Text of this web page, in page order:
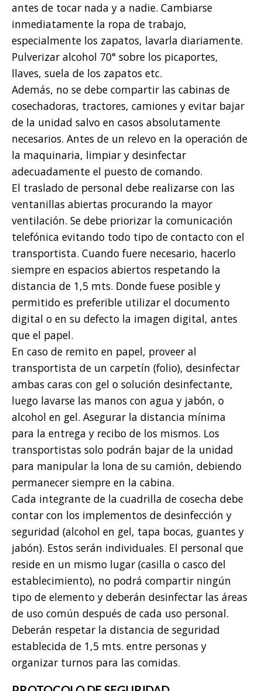
antes de tocar nada y a nadie. Cambiarse
inmediatamente la ropa de trabajo,
especialmente los zapatos, lavarla diariamente.
Pulverizar alcohol 70° sobre los picaportes,
llaves, suela de los zapatos etc.
Además, no se debe compartir las cabinas de
cosechadoras, tractores, camiones y evitar bajar
de la unidad salvo en casos absolutamente
necesarios. Antes de un relevo en la operación de
la maquinaria, limpiar y desinfectar
adecuadamente el puesto de comando.
El traslado de personal debe realizarse con las
ventanillas abiertas procurando la mayor
ventilación. Se debe priorizar la comunicación
telefónica evitando todo tipo de contacto con el
transportista. Cuando fuere necesario, hacerlo
siempre en espacios abiertos respetando la
distancia de 1,5 mts. Donde fuese posible y
permitido es preferible utilizar el documento
digital o en su defecto la imagen digital, antes
que el papel.
En caso de remito en papel, proveer al
transportista de un carpetín (folio), desinfectar
ambas caras con gel o solución desinfectante,
luego lavarse las manos con agua y jabón, o
alcohol en gel. Asegurar la distancia mínima
para la entrega y recibo de los mismos. Los
transportistas solo podrán bajar de la unidad
para manipular la lona de su camión, debiendo
permanecer siempre en la cabina.
Cada integrante de la cuadrilla de cosecha debe
contar con los implementos de desinfección y
seguridad (alcohol en gel, tapa bocas, guantes y
jabón). Estos serán individuales. El personal que
reside en un mismo lugar (casilla o casco del
establecimiento), no podrá compartir ningún
tipo de elemento y deberán desinfectar las áreas
de uso común después de cada uso personal.
Deberán respetar la distancia de seguridad
establecida de 1,5 mts. entre personas y
organizar turnos para las comidas.